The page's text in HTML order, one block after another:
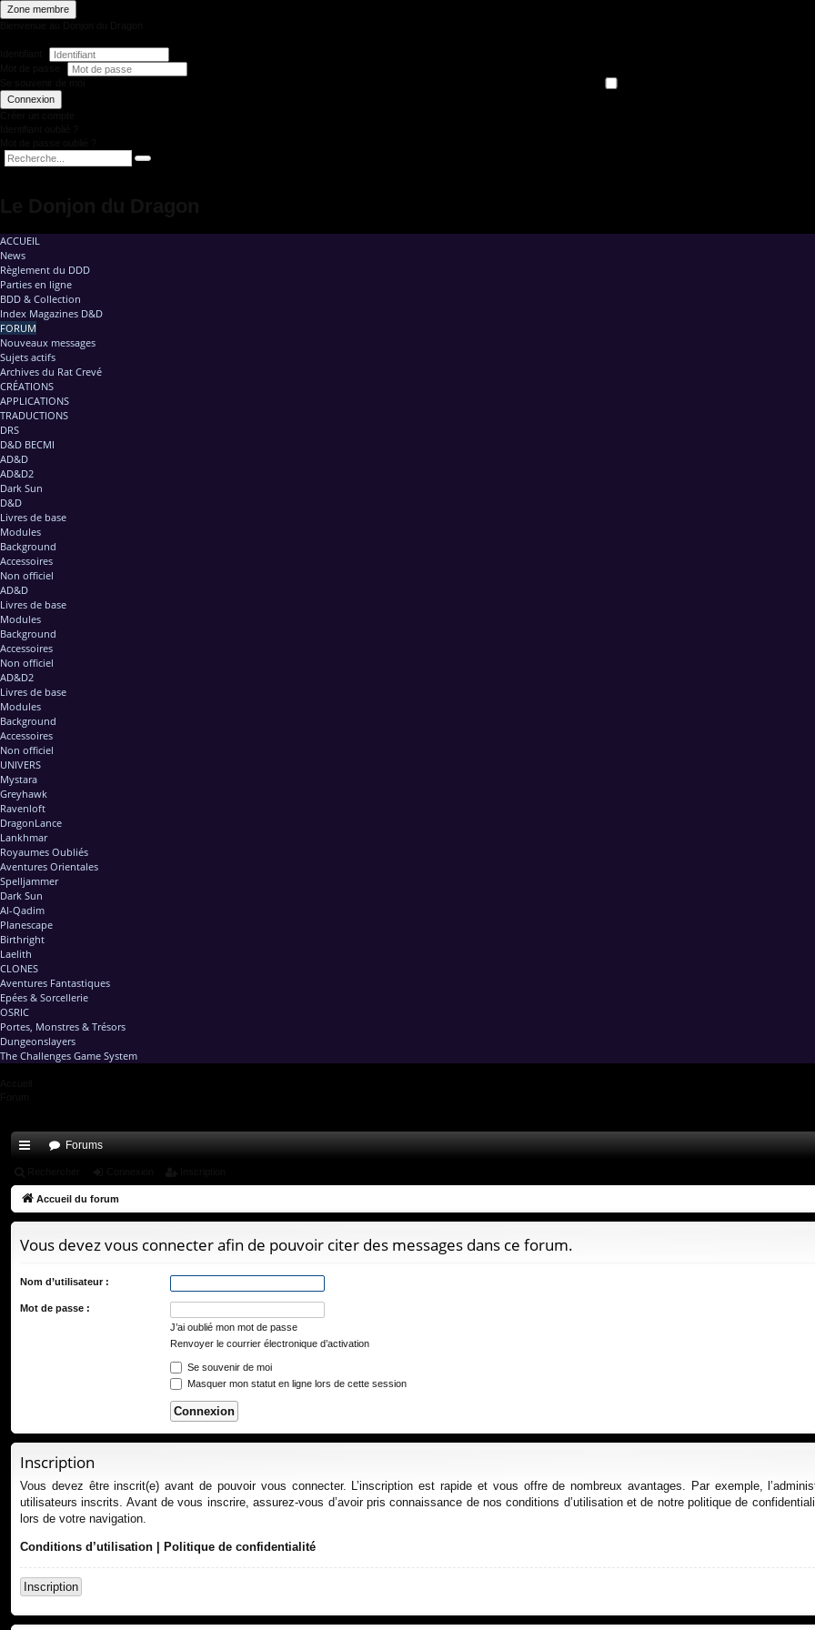
Zone membre
Connexion
ACCUEIL
News
Règlement du DDD
Parties en ligne
BDD & Collection
Index Magazines D&D
FORUM
Nouveaux messages
Sujets actifs
Archives du Rat Crevé
CRÉATIONS
APPLICATIONS
TRADUCTIONS
DRS
D&D BECMI
AD&D
AD&D2
Dark Sun
D&D
Livres de base
Modules
Background
Accessoires
Non officiel
AD&D
Livres de base
Modules
Background
Accessoires
Non officiel
AD&D2
Livres de base
Modules
Background
Accessoires
Non officiel
UNIVERS
Mystara
Greyhawk
Ravenloft
DragonLance
Lankhmar
Royaumes Oubliés
Aventures Orientales
Spelljammer
Dark Sun
Al-Qadim
Planescape
Birthright
Laelith
CLONES
Aventures Fantastiques
Epées & Sorcellerie
OSRIC
Portes, Monstres & Trésors
Dungeonslayers
The Challenges Game System
co
ci
s
Forums
Accueil du forum
Vous devez vous connecter afin de pouvoir citer des messages dans ce forum.
Nom d’utilisateur :
Mot de passe :
J’ai oublié mon mot de passe
Renvoyer le courrier électronique d’activation
Se souvenir de moi
Masquer mon statut en ligne lors de cette session
Inscription
Vous devez être inscrit(e) avant de pouvoir vous connecter. L’inscription est rapide et vous offre de nombreux avantages. Par exemple,
utilisateurs inscrits. Avant de vous inscrire, assurez-vous d’avoir pris connaissance de nos conditions d’utilisation et de notre politique de
lors de votre navigation.
Conditions d’utilisation | Politique de confidentialité
Inscription